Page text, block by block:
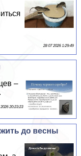
28 07 2026 1:29:49
–
20:23:23
до весны